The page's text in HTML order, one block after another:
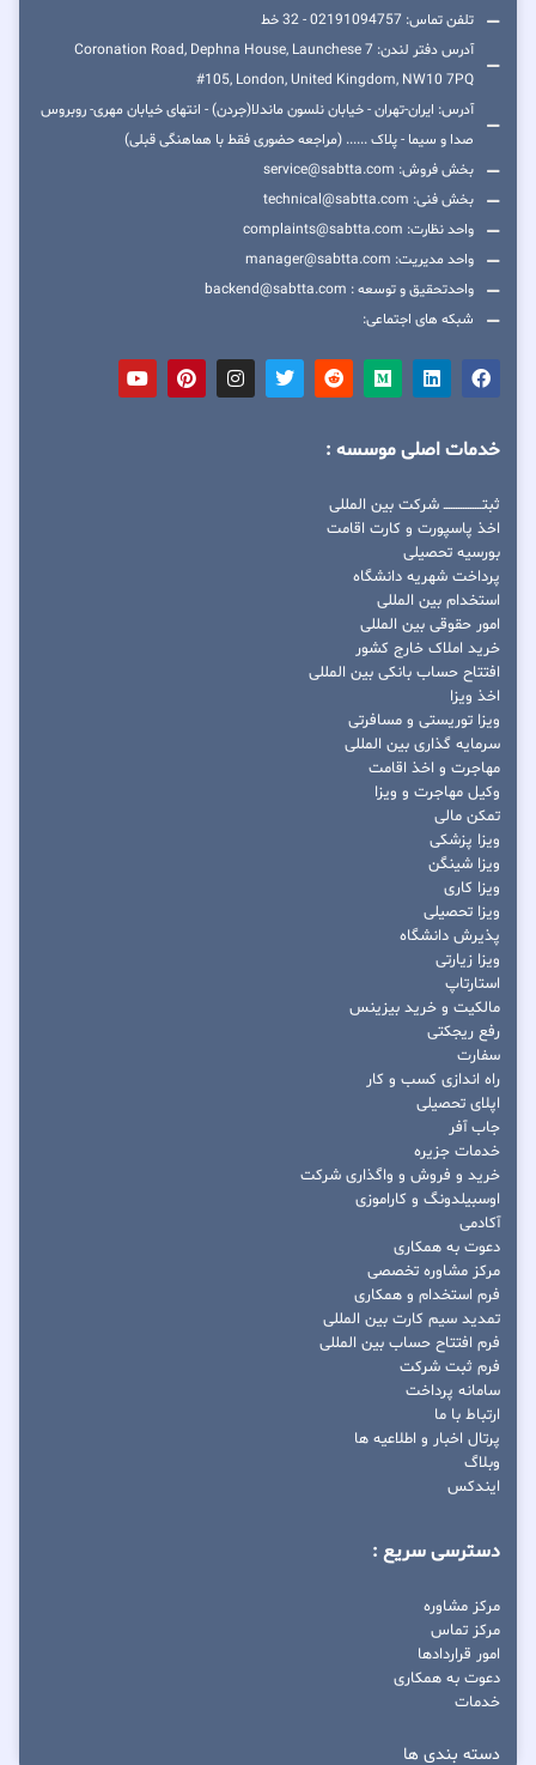
تلفن تماس: 02191094757 - 32 خط
آدرس دفتر لندن: 7 Coronation Road, Dephna House, Launchese
#105, London, United Kingdom, NW10 7PQ
آدرس: ایران-تهران - خیابان نلسون ماندلا(جردن) - انتهای خیابان مهری- روبروس
صدا و سیما - پلاک ...... (مراجعه حضوری فقط با هماهنگی قبلی)
بخش فروش: service@sabtta.com
بخش فنی: technical@sabtta.com
واحد نظارت: complaints@sabtta.com
واحد مدیریت: manager@sabtta.com
واحدتحقیق و توسعه : backend@sabtta.com
شبکه های اجتماعی:
خدمات اصلی موسسه :
ثبتــــــــــــــــ شرکت بین المللی
اخذ پاسپورت و کارت اقامت
بورسیه تحصیلی
پرداخت شهریه دانشگاه
استخدام بین المللی
امور حقوقی بین المللی
خرید املاک خارج کشور
افتتاح حساب بانکی بین المللی
اخذ ویزا
ویزا توریستی و مسافرتی
سرمایه گذاری بین المللی
مهاجرت و اخذ اقامت
وکیل مهاجرت و ویزا
تمکن مالی
ویزا پزشکی
ویزا شینگن
ویزا کاری
ویزا تحصیلی
پذیرش دانشگاه
ویزا زیارتی
استارتاپ
مالکیت و خرید بیزینس
رفع ریجکتی
سفارت
راه اندازی کسب و کار
اپلای تحصیلی
جاب آفر
خدمات جزیره
خرید و فروش و واگذاری شرکت
اوسبیلدونگ و کاراموزی
آکادمی
دعوت به همکاری
مرکز مشاوره تخصصی
فرم استخدام و همکاری
تمدید سیم کارت بین المللی
فرم افتتاح حساب بین المللی
فرم ثبت شرکت
سامانه پرداخت
ارتباط با ما
پرتال اخبار و اطلاعیه ها
وبلاگ
ایندکس
دسترسی سریع :
مرکز مشاوره
مرکز تماس
امور قراردادها
دعوت به همکاری
خدمات
دسته بندی ها